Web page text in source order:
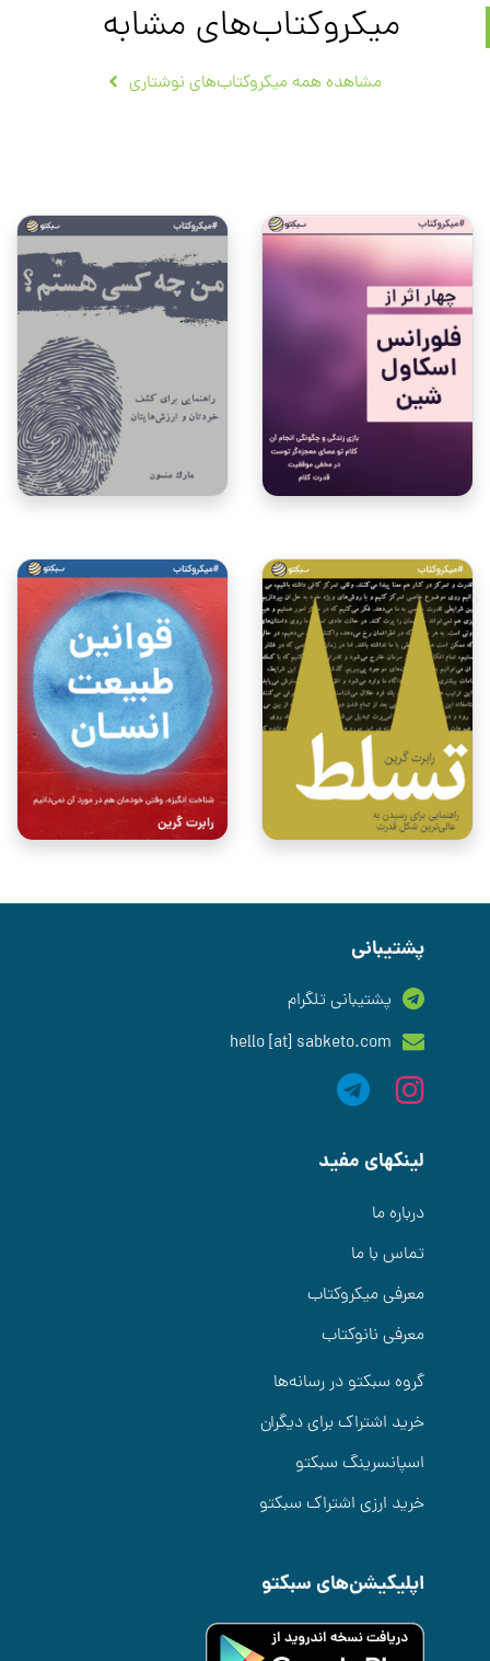
میکروکتاب‌های مشابه
مشاهده همه میکروکتاب‌های نوشتاری
پشتیبانی
پشتیبانی تلگرام
hello [at] sabketo.com
لینکهای مفید
درباره ما
تماس با ما
معرفی میکروکتاب
معرفی نانوکتاب
گروه سبکتو در رسانه‌ها
خرید اشتراک برای دیگران
اسپانسرینگ سبکتو
خرید ارزی اشتراک سبکتو
اپلیکیشن‌های سبکتو